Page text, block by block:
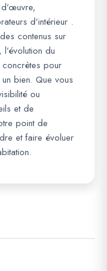
d’intérieur .
contenus sur
du
concrètes pour
bien. Que vous
ou
et de
point de
et faire évoluer